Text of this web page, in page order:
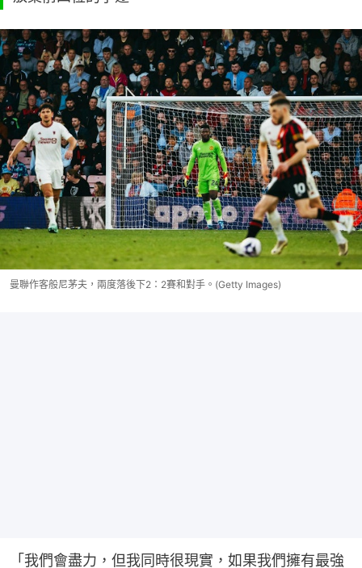
曼聯作客般尼茅夫，兩度落後下2：2賽和對手。(Getty Images)
「我們會盡力，但我同時很現實，如果我們擁有最強